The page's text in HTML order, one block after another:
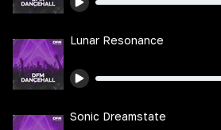
Lunar Resonance
Sonic Dreamstate